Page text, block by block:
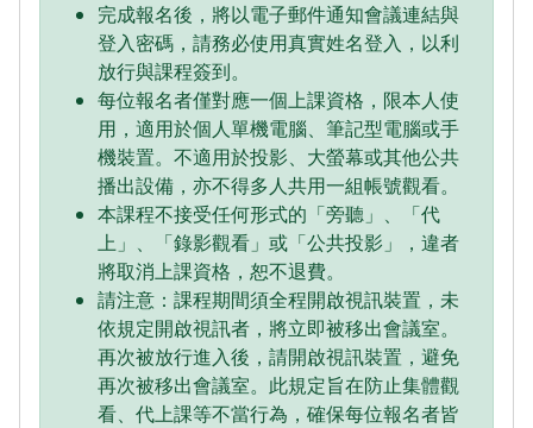
完成報名後，將以電子郵件通知會議連結與
登入密碼，請務必使用真實姓名登入，以利
放行與課程簽到。
每位報名者僅對應一個上課資格，限本人使
用，適用於個人單機電腦、筆記型電腦或手
機裝置。不適用於投影、大螢幕或其他公共
播出設備，亦不得多人共用一組帳號觀看。
本課程不接受任何形式的「旁聽」、「代
上」、「錄影觀看」或「公共投影」，違者
將取消上課資格，恕不退費。
請注意：課程期間須全程開啟視訊裝置，未
依規定開啟視訊者，將立即被移出會議室。
再次被放行進入後，請開啟視訊裝置，避免
再次被移出會議室。此規定旨在防止集體觀
看、代上課等不當行為，確保每位報名者皆